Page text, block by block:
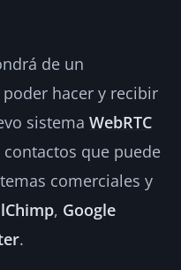
de un
hacer y recibir
sistema WebRTC
que puede
comerciales y
, Google
.